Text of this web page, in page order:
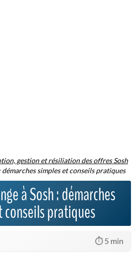
gestion et résiliation des offres Sosh
démarches simples et conseils pratiques
à Sosh : démarches
pratiques
⏱️ 5 min